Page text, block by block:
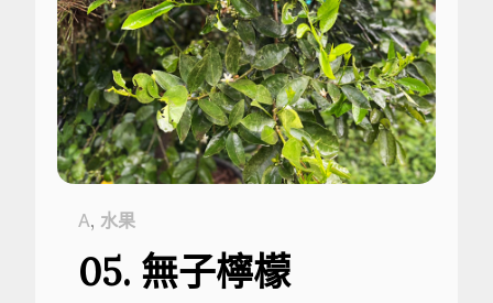
A, 水果
05. 無子檸檬